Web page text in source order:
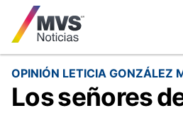
OPINIÓN LETICIA GONZÁLEZ
Los señores